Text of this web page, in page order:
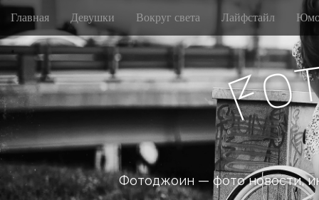
M
i
n
m
e
n
u
S
i
p
t
o
c
o
n
t
e
Главная Девушки Вокруг света Лайфстайл
Fo
Фотоджоин — фото новости,